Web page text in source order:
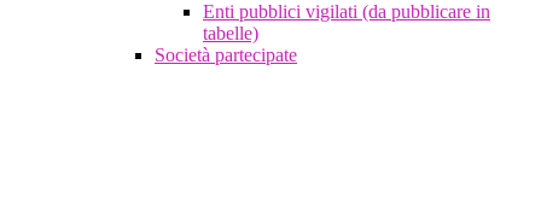
Enti pubblici vigilati (da pubblicare in
tabelle)
Società partecipate